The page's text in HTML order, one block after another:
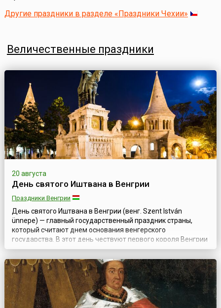
Другие праздники в разделе «Праздники Чехии»
Величественные праздники
20 августа
День святого Иштвана в Венгрии
Праздники Венгрии
День святого Иштвана в Венгрии (венг. Szent István
ünnepe) — главный государственный праздник страны,
который считают днем основания венгерского
государства. В этот день чествуют первого короля Венгрии
— Иштвана I (970-975 — 1038).Первый король Венгрии,
Иштван (Стефан) I был официально коронован 20 августа
1000 года (годы правления 1000—1038). Иштван I правил
справедливо, щедро, мудро и заложи...